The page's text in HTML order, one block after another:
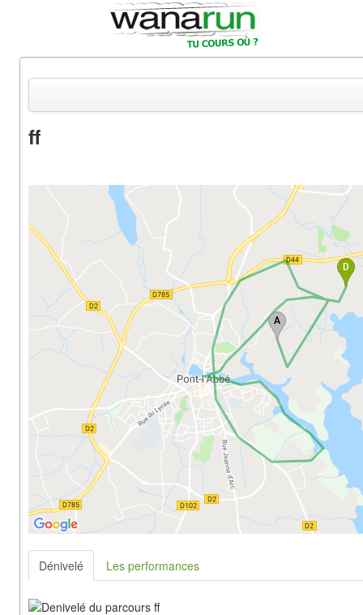
Equipements & Tests
Parcours & Courses
Outils & Réseaux
ff
Dénivelé Les performances